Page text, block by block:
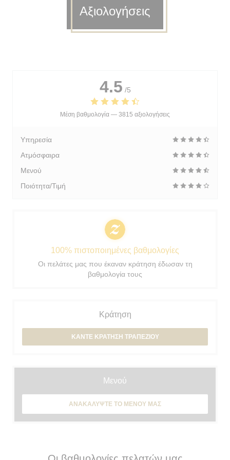
Αξιολογήσεις
4.5 /5
Μέση βαθμολογία — 3815 αξιολογήσεις
Υπηρεσία
Ατμόσφαιρα
Μενού
Ποιότητα/Τιμή
100% πιστοποιημένες βαθμολογίες
Οι πελάτες μας που έκαναν κράτηση έδωσαν τη
βαθμολογία τους
Κράτηση
ΚΆΝΤΕ ΚΡΆΤΗΣΗ ΤΡΑΠΕΖΙΟΎ
Μενού
ΑΝΑΚΑΛΎΨΤΕ ΤΟ ΜΕΝΟΎ ΜΑΣ